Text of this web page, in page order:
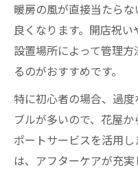
暖房の風が直接当たら
良くなります。開店祝い
設置場所によって管理
るのがおすすめです。
特に初心者の場合、過
ブルが多いので、花屋
ポートサービスを活用
は、アフターケアが充